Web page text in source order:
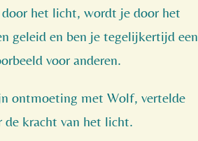
het licht, wordt je door het
geleid en ben je tegelijkertijd een
voor anderen.
ontmoeting met Wolf, vertelde
de kracht van het licht.